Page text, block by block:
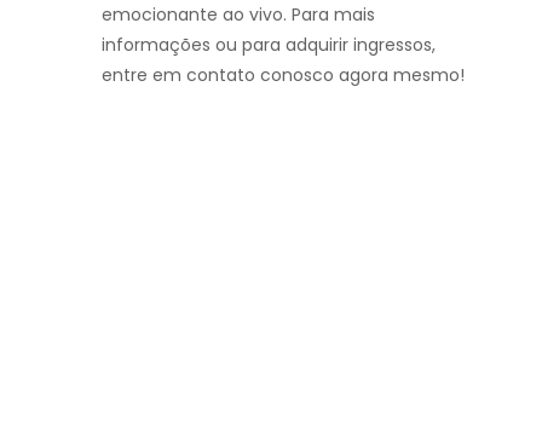
emocionante ao vivo. Para mais
informações ou para adquirir ingressos,
entre em contato conosco agora mesmo!